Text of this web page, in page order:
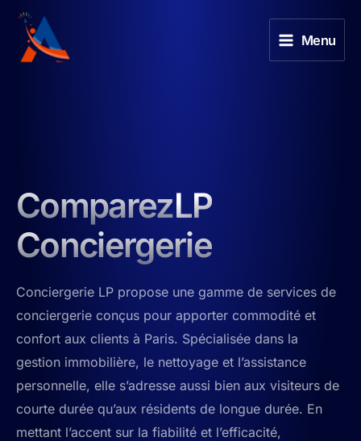
contenu
Menu
ComparezLP
Conciergerie
Conciergerie LP propose une gamme de services de
conciergerie conçus pour apporter commodité et
confort aux clients à Paris. Spécialisée dans la
gestion immobilière, le nettoyage et l’assistance
personnelle, elle s’adresse aussi bien aux visiteurs de
courte durée qu’aux résidents de longue durée. En
mettant l’accent sur la fiabilité et l’efficacité,